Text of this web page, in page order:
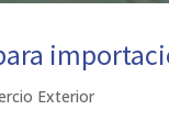
Exterior